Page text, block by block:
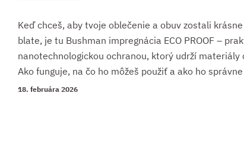
Keď chceš, aby tvoje oblečenie a obuv zostali
blate, je tu Bushman impregnácia ECO PROOF –
nanotechnologickou ochranou, ktorý udrží
Ako funguje, na čo ho môžeš použiť a ako ho
18. februára 2026